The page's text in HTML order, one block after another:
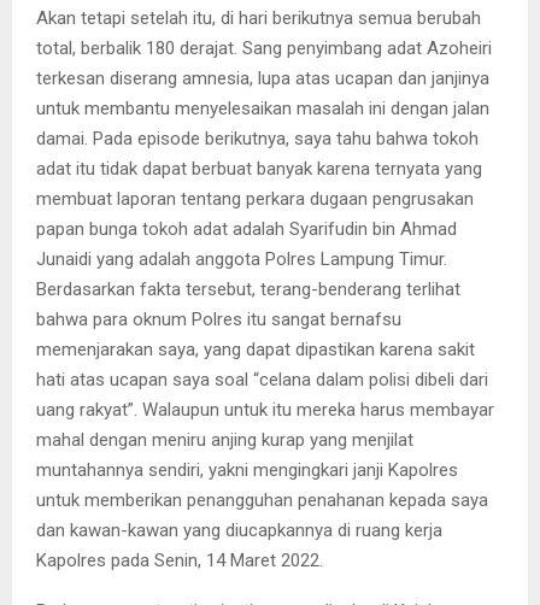
Akan tetapi setelah itu, di hari berikutnya semua berubah
total, berbalik 180 derajat. Sang penyimbang adat Azoheiri
terkesan diserang amnesia, lupa atas ucapan dan janjinya
untuk membantu menyelesaikan masalah ini dengan jalan
damai. Pada episode berikutnya, saya tahu bahwa tokoh
adat itu tidak dapat berbuat banyak karena ternyata yang
membuat laporan tentang perkara dugaan pengrusakan
papan bunga tokoh adat adalah Syarifudin bin Ahmad
Junaidi yang adalah anggota Polres Lampung Timur.
Berdasarkan fakta tersebut, terang-benderang terlihat
bahwa para oknum Polres itu sangat bernafsu
memenjarakan saya, yang dapat dipastikan karena sakit
hati atas ucapan saya soal “celana dalam polisi dibeli dari
uang rakyat”. Walaupun untuk itu mereka harus membayar
mahal dengan meniru anjing kurap yang menjilat
muntahannya sendiri, yakni mengingkari janji Kapolres
untuk memberikan penangguhan penahanan kepada saya
dan kawan-kawan yang diucapkannya di ruang kerja
Kapolres pada Senin, 14 Maret 2022.